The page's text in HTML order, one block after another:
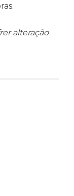
alteração